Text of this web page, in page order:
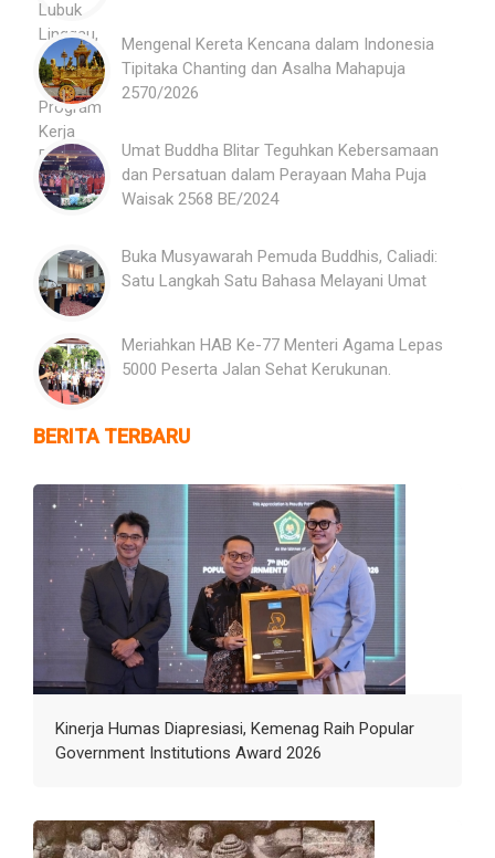
Mengenal Kereta Kencana dalam Indonesia
Tipitaka Chanting dan Asalha Mahapuja
2570/2026
Umat Buddha Blitar Teguhkan Kebersamaan
dan Persatuan dalam Perayaan Maha Puja
Waisak 2568 BE/2024
Buka Musyawarah Pemuda Buddhis, Caliadi:
Satu Langkah Satu Bahasa Melayani Umat
Meriahkan HAB Ke-77 Menteri Agama Lepas
5000 Peserta Jalan Sehat Kerukunan.
BERITA TERBARU
Kinerja Humas Diapresiasi, Kemenag Raih Popular
Government Institutions Award 2026